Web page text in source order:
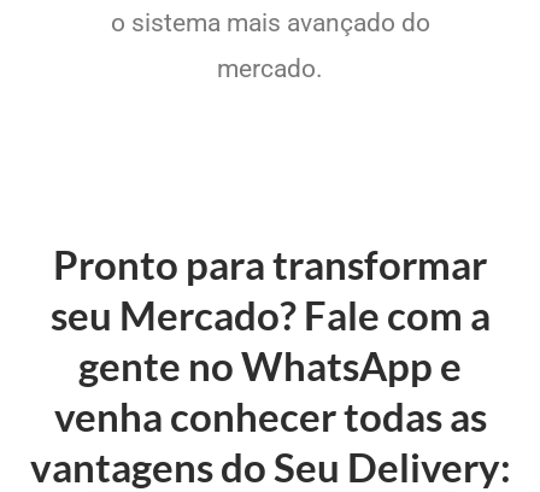
o sistema mais avançado do
mercado.
Pronto para transformar
seu Mercado? Fale com a
gente no WhatsApp e
venha conhecer todas as
vantagens do Seu Delivery: